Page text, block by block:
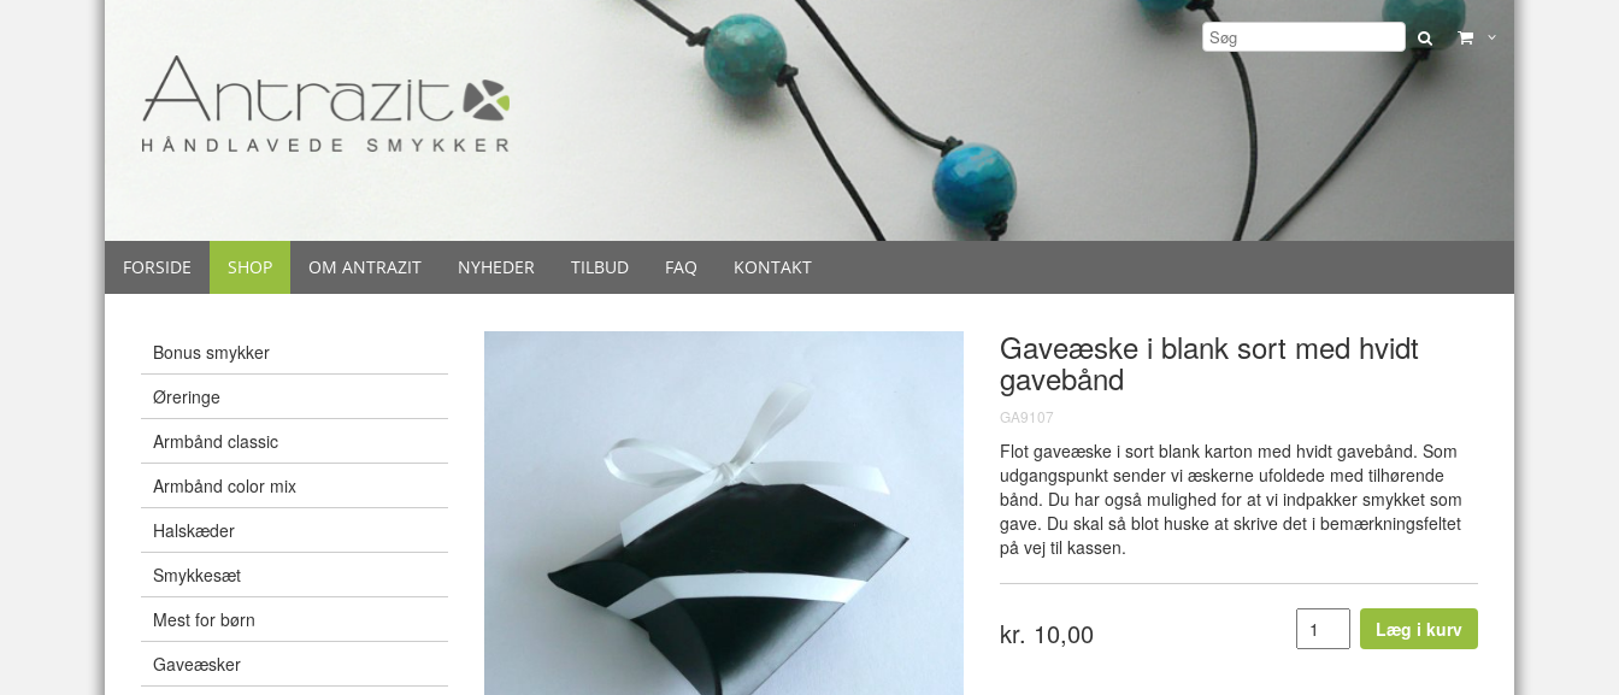
FORSIDE SHOP OM ANTRAZIT NYHEDER TILBUD FAQ KONTAKT
Bonus smykker
Øreringe
Armbånd classic
Armbånd color mix
Halskæder
Smykkesæt
Mest for børn
Gaveæsker
Gaveæske i blank sort med hvidt
gavebånd
GA9107
Flot gaveæske i sort blank karton med hvidt gavebånd. Som
udgangspunkt sender vi æskerne ufoldede med tilhørende
bånd. Du har også mulighed for at vi indpakker smykket som
gave. Du skal så blot huske at skrive det i bemærkningsfeltet
på vej til kassen.
kr. 10,00 Læg i kurv